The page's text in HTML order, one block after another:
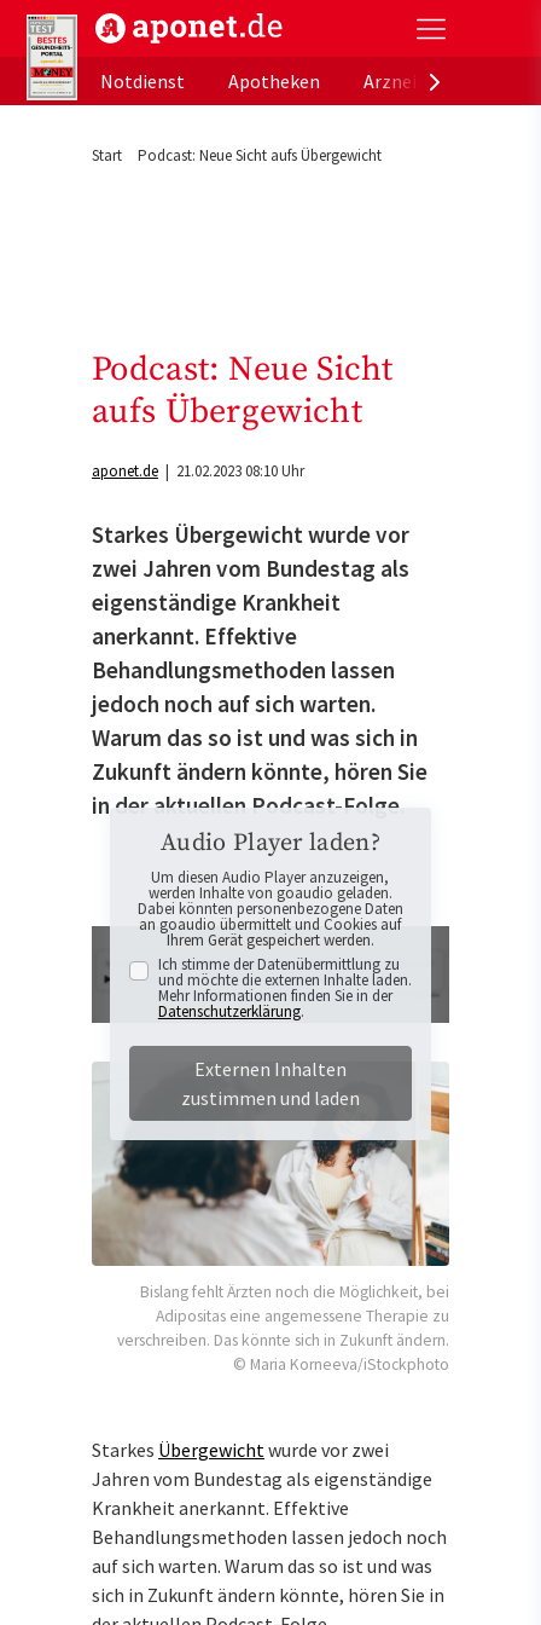
aponet.de - Das offizielle Gesundheitsportal der
Notdienst
Apotheken
Start Podcast: Neue Sicht aufs Übergewicht
Podcast: Neue Sicht
aufs Übergewicht
aponet.de | 21.02.2023 08:10 Uhr
Starkes Übergewicht wurde vor
zwei Jahren vom Bundestag als
eigenständige Krankheit
anerkannt. Effektive
Behandlungsmethoden lassen
jedoch noch auf sich warten.
Warum das so ist und was sich in
Zukunft ändern könnte, hören Sie
in der aktuellen Podcast-Folge.
Audio Player laden?
Um diesen Audio Player anzuzeigen,
werden Inhalte von goaudio geladen.
Dabei könnten personenbezogene Daten
an goaudio übermittelt und Cookies auf
Ihrem Gerät gespeichert werden.
Ich stimme der Datenübermittlung zu
und möchte die externen Inhalte laden.
Mehr Informationen finden Sie in der
Datenschutzerklärung.
Externen Inhalten
zustimmen und laden
Bislang fehlt Ärzten noch die Möglichkeit, bei
Adipositas eine angemessene Therapie zu
verschreiben. Das könnte sich in Zukunft ändern.
© Maria Korneeva/iStockphoto
Starkes Übergewicht wurde vor zwei
Jahren vom Bundestag als eigenständige
Krankheit anerkannt. Effektive
Behandlungsmethoden lassen jedoch noch
auf sich warten. Warum das so ist und was
sich in Zukunft ändern könnte, hören Sie in